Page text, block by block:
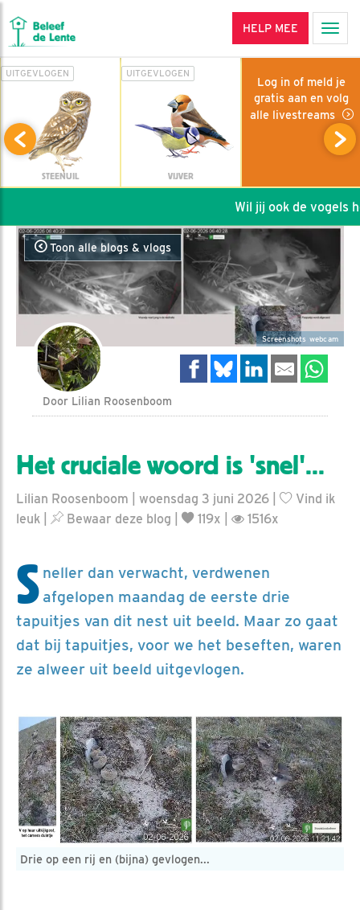
HELP MEE
UITGEVLOGEN
STEENUIL
UITGEVLOGEN
VIJVER
Log in of meld je
gratis aan en volg
alle livestreams
Wil jij ook de vogels
Toon alle blogs & vlogs
Screenshots webcam
Door Lilian Roosenboom
Het cruciale woord is 'snel'...
Lilian Roosenboom | woensdag 3 juni 2026 |
Vind ik
leuk
Bewaar deze blog 119x | 1516x
S neller dan verwacht, verdwenen
afgelopen maandag de eerste drie
tapuitjes van dit nest uit beeld. Maar zo gaat
dat bij tapuitjes, voor we het beseften, waren
ze alweer uit beeld uitgevlogen.
Drie op een rij en (bijna) gevlogen...